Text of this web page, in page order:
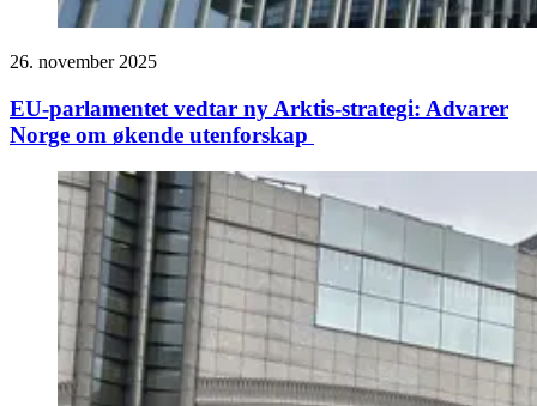
26. november 2025
EU-parlamentet vedtar ny Arktis-strategi: Advarer
Norge om økende utenforskap